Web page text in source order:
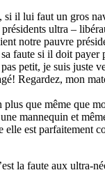
si il lui faut un gros
présidents ultra –
notre pauvre
sa faute si il doit payer
petit, je suis juste
Regardez, mon
plus que même que
mannequin et
elle est parfaitement
la faute aux ultra-